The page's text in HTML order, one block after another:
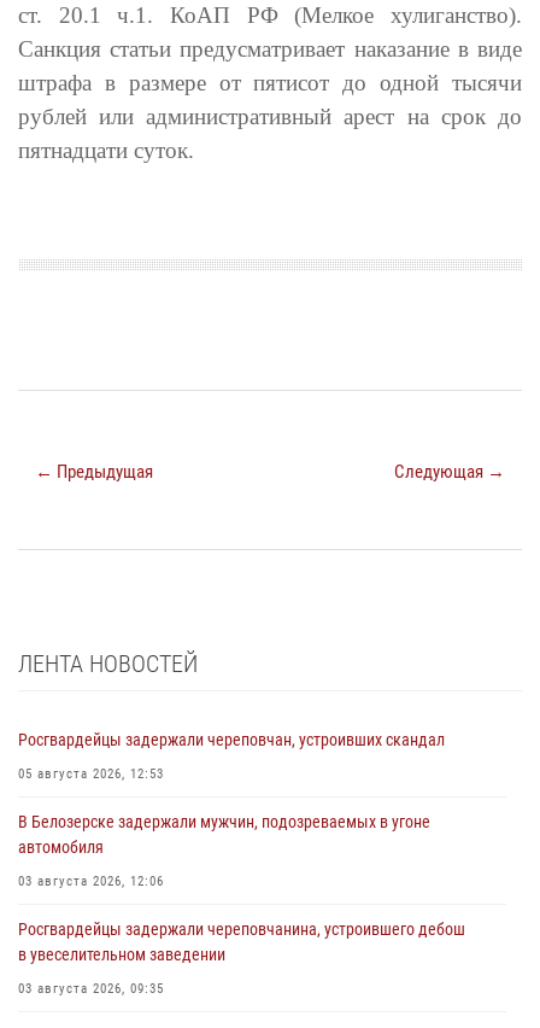
ст. 20.1 ч.1. КоАП РФ (Мелкое хулиганство).
Санкция статьи предусматривает наказание в виде
штрафа в размере от пятисот до одной тысячи
рублей или административный арест на срок до
пятнадцати суток.
← Предыдущая Следующая →
ЛЕНТА НОВОСТЕЙ
Росгвардейцы задержали череповчан, устроивших скандал
05 августа 2026, 12:53
В Белозерске задержали мужчин, подозреваемых в угоне
автомобиля
03 августа 2026, 12:06
Росгвардейцы задержали череповчанина, устроившего дебош
в увеселительном заведении
03 августа 2026, 09:35